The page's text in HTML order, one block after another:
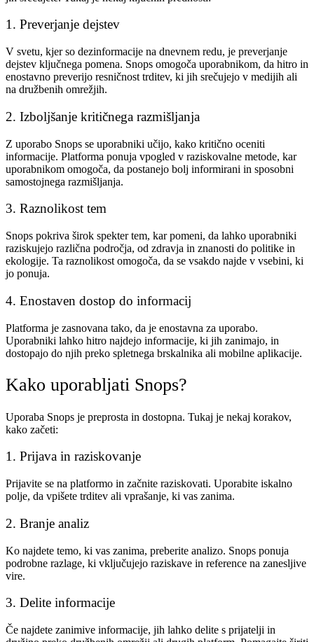
1. Preverjanje dejstev
V svetu, kjer so dezinformacije na dnevnem redu, je preverjanje
dejstev ključnega pomena. Snops omogoča uporabnikom, da hitro in
enostavno preverijo resničnost trditev, ki jih srečujejo v medijih ali
na družbenih omrežjih.
2. Izboljšanje kritičnega razmišljanja
Z uporabo Snops se uporabniki učijo, kako kritično oceniti
informacije. Platforma ponuja vpogled v raziskovalne metode, kar
uporabnikom omogoča, da postanejo bolj informirani in sposobni
samostojnega razmišljanja.
3. Raznolikost tem
Snops pokriva širok spekter tem, kar pomeni, da lahko uporabniki
raziskujejo različna področja, od zdravja in znanosti do politike in
ekologije. Ta raznolikost omogoča, da se vsakdo najde v vsebini, ki
jo ponuja.
4. Enostaven dostop do informacij
Platforma je zasnovana tako, da je enostavna za uporabo.
Uporabniki lahko hitro najdejo informacije, ki jih zanimajo, in
dostopajo do njih preko spletnega brskalnika ali mobilne aplikacije.
Kako uporabljati Snops?
Uporaba Snops je preprosta in dostopna. Tukaj je nekaj korakov,
kako začeti:
1. Prijava in raziskovanje
Prijavite se na platformo in začnite raziskovati. Uporabite iskalno
polje, da vpišete trditev ali vprašanje, ki vas zanima.
2. Branje analiz
Ko najdete temo, ki vas zanima, preberite analizo. Snops ponuja
podrobne razlage, ki vključujejo raziskave in reference na zanesljive
vire.
3. Delite informacije
Če najdete zanimive informacije, jih lahko delite s prijatelji in